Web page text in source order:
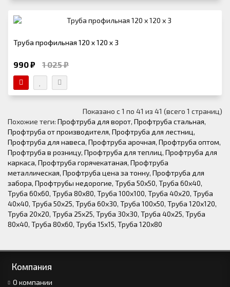
Труба профильная 120 х 120 х 3
990 ₽ 1 025 ₽
Показано с 1 по 41 из 41 (всего 1 страниц)
Похожие теги: Профтруба для ворот, Профтруба стальная,
Профтруба от производителя, Профтруба для лестниц,
Профтруба для навеса, Профтруба арочная, Профтруба оптом,
Профтруба в розницу, Профтруба для теплиц, Профтруба для
каркаса, Профтруба горячекатаная, Профтруба
металлическая, Профтруба цена за тонну, Профтруба для
забора, Профтрубы недорогие, Труба 50х50, Труба 60х40,
Труба 60х60, Труба 80х80, Труба 100х100, Труба 40х20, Труба
40х40, Труба 50х25, Труба 60х30, Труба 100х50, Труба 120х120,
Труба 20х20, Труба 25х25, Труба 30х30, Труба 40х25, Труба
80х40, Труба 80х60, Труба 15х15, Труба 120х80
Компания
О компании